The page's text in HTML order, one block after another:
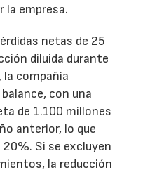
la empresa.
netas de 25
diluida durante
la compañía
con una
de 1.100 millones
anterior, lo que
Si se excluyen
la reducción